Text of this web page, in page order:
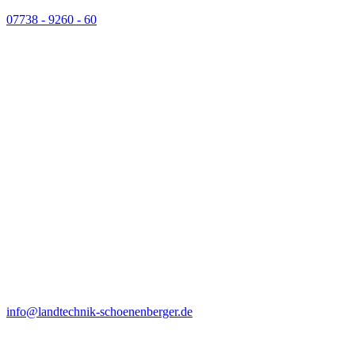
07738 - 9260 - 60
info@landtechnik-schoenenberger.de